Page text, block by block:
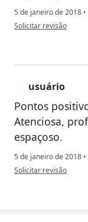
5 de janeiro de 2018 •
na opinião do
Solicitar revisão
usuário
Pontos
Atenciosa,
espaçoso.
5 de janeiro de 2018 •
na opinião do
Solicitar revisão